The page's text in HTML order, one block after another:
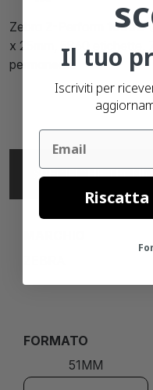
Zebra Z-Perform 1000D
x 25mm, 5860 etichette,
permanente
SPECIFICHE
FORMATO
51MM
Il tuo
Iscriviti per
Email